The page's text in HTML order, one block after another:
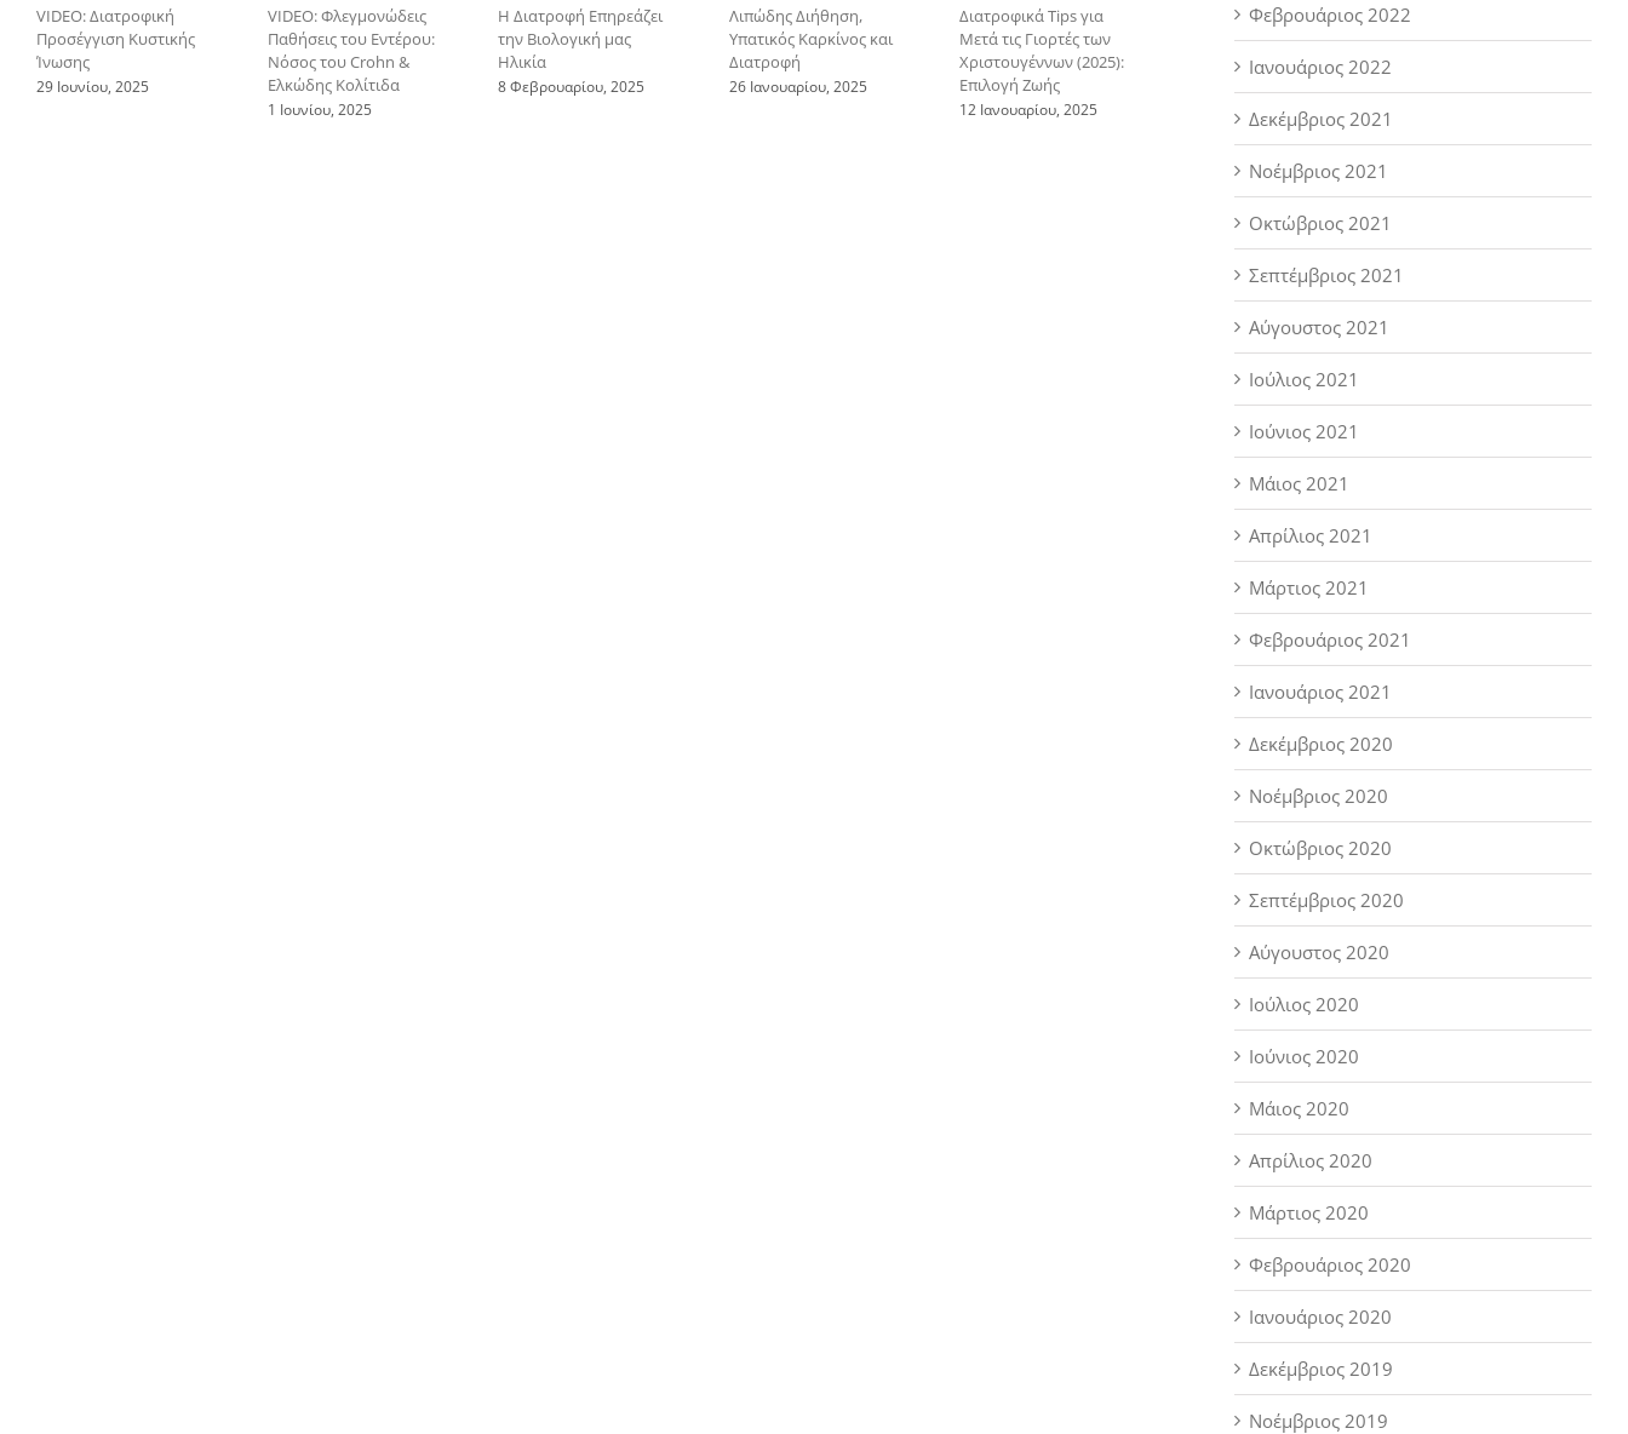
VIDEO: Διατροφική
Προσέγγιση Κυστικής
Ίνωσης
29 Ιουνίου, 2025
VIDEO: Φλεγμονώδεις
Παθήσεις του Εντέρου:
Νόσος του Crohn &
Ελκώδης Κολίτιδα
1 Ιουνίου, 2025
Η Διατροφή Επηρεάζει
την Βιολογική μας
Ηλικία
8 Φεβρουαρίου, 2025
Λιπώδης Διήθηση,
Υπατικός Καρκίνος και
Διατροφή
26 Ιανουαρίου, 2025
Διατροφικά Tips για
Μετά τις Γιορτές των
Χριστουγέννων (2025):
Επιλογή Ζωής
12 Ιανουαρίου, 2025
Φεβρουάριος 2022
Ιανουάριος 2022
Δεκέμβριος 2021
Νοέμβριος 2021
Οκτώβριος 2021
Σεπτέμβριος 2021
Αύγουστος 2021
Ιούλιος 2021
Ιούνιος 2021
Μάιος 2021
Απρίλιος 2021
Μάρτιος 2021
Φεβρουάριος 2021
Ιανουάριος 2021
Δεκέμβριος 2020
Νοέμβριος 2020
Οκτώβριος 2020
Σεπτέμβριος 2020
Αύγουστος 2020
Ιούλιος 2020
Ιούνιος 2020
Μάιος 2020
Απρίλιος 2020
Μάρτιος 2020
Φεβρουάριος 2020
Ιανουάριος 2020
Δεκέμβριος 2019
Νοέμβριος 2019